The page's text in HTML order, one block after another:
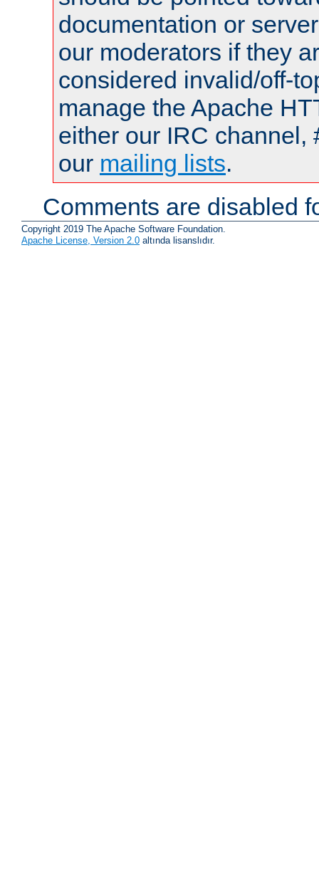
documentation or
our moderators if they
considered invalid/off-
manage the Apache
either our IRC channel,
our mailing lists.
Comments are disabled
Copyright 2019 The Apache Software Foundation.
Apache License, Version 2.0 altında lisanslıdır.